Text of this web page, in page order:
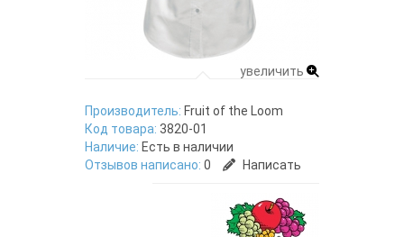
увеличить
Производитель: Fruit of the Loom
Код товара: 3820-01
Наличие: Есть в наличии
Отзывов написано: 0 Написать